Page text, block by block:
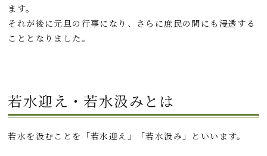
ます。
それが後に元旦の行事になり、さらに庶民の間にも浸透する
こととなりました。
若水迎え・若水汲みとは
若水を汲むことを「若水迎え」「若水汲み」といいます。